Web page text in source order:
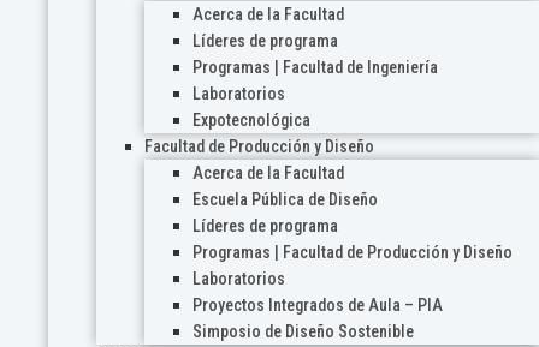
Acerca de la Facultad
Líderes de programa
Programas | Facultad de Ingeniería
Laboratorios
Expotecnológica
Facultad de Producción y Diseño
Acerca de la Facultad
Escuela Pública de Diseño
Líderes de programa
Programas | Facultad de Producción y Diseño
Laboratorios
Proyectos Integrados de Aula – PIA
Simposio de Diseño Sostenible